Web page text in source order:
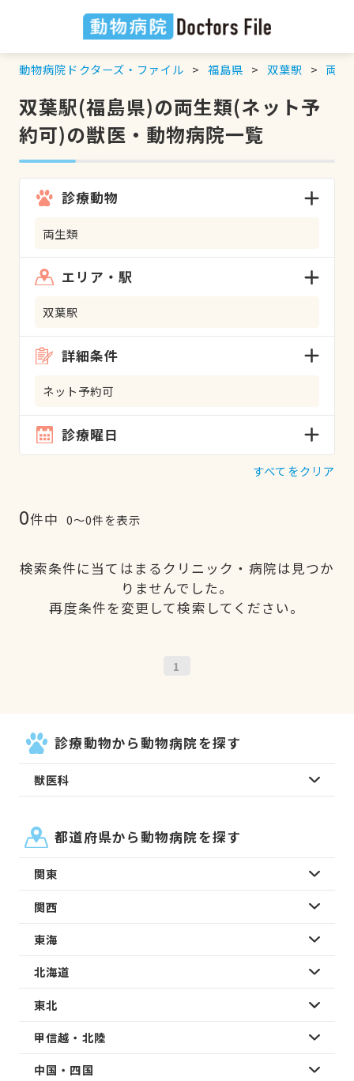
動物病院ドクターズ・ファイル 福島県 双葉駅 両生
双葉駅(福島県)の両生類(ネット予
約可)の獣医・動物病院一覧
診療動物
両生類
エリア・駅
双葉駅
詳細条件
ネット予約可
診療曜日
すべてをクリア
0件中 0〜0件を表示
検索条件に当てはまるクリニック・病院は見つか
りませんでした。
再度条件を変更して検索してください。
1
診療動物から動物病院を探す
獣医科
都道府県から動物病院を探す
関東
関西
東海
北海道
東北
甲信越・北陸
中国・四国